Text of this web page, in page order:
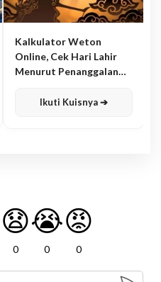
Kalkulator Weton
Online, Cek Hari Lahir
Menurut Penanggalan
Ikuti Kuisnya ➔
😧
0
😭
0
😡
0